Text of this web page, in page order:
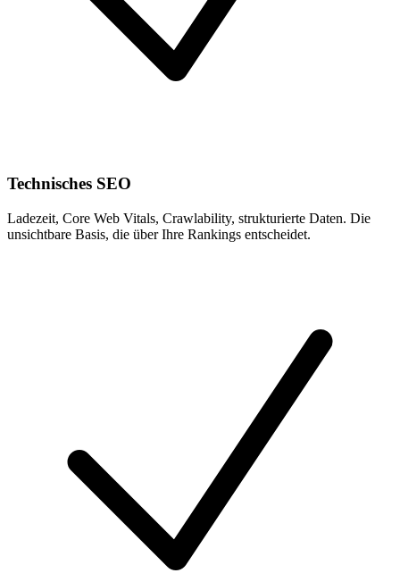
Technisches SEO
Ladezeit, Core Web Vitals, Crawlability, strukturierte Daten. Die
unsichtbare Basis, die über Ihre Rankings entscheidet.